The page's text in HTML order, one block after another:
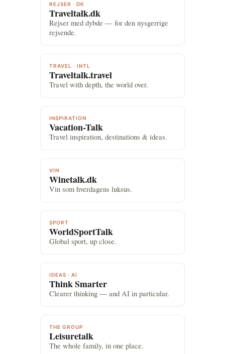
REJSER · DK
Traveltalk.dk
Rejser med dybde — for den nysgerrige
rejsende.
TRAVEL · INTL
Traveltalk.travel
Travel with depth, the world over.
INSPIRATION
Vacation-Talk
Travel inspiration, destinations & ideas.
VIN
Winetalk.dk
Vin som hverdagens luksus.
SPORT
WorldSportTalk
Global sport, up close.
IDEAS · AI
Think Smarter
Clearer thinking — and AI in particular.
THE GROUP
Leisuretalk
The whole family, in one place.